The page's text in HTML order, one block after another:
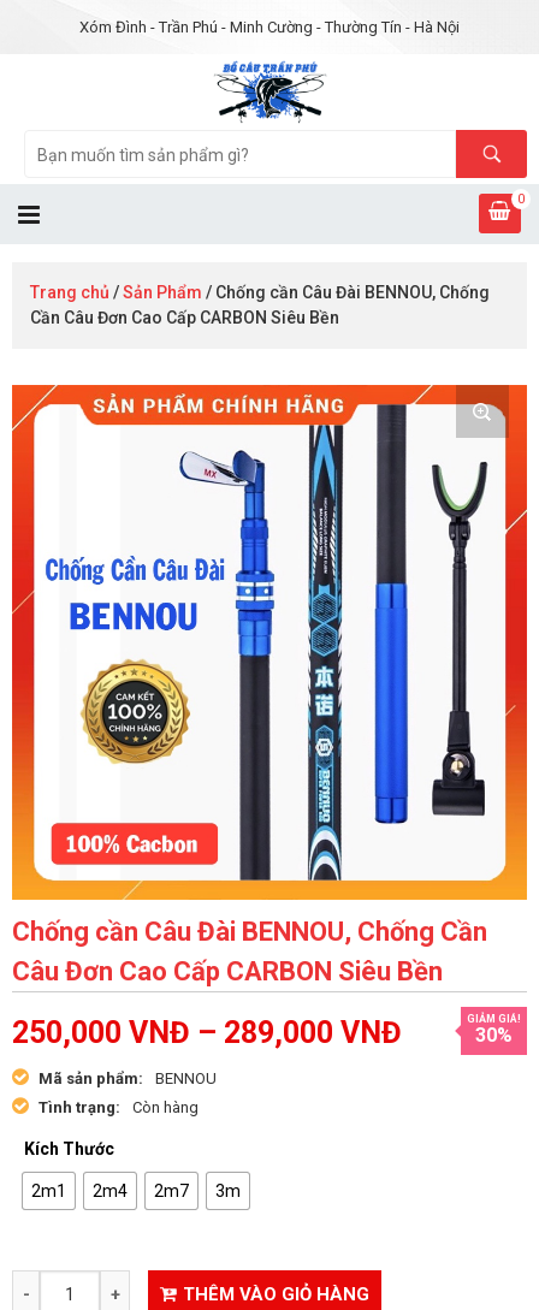
Xóm Đình - Trần Phú - Minh Cường - Thường Tín - Hà Nội
0
Trang chủ /Sản Phẩm / Chống cần Câu Đài BENNOU, Chống
Cần Câu Đơn Cao Cấp CARBON Siêu Bền
Chống cần Câu Đài BENNOU, Chống Cần
Câu Đơn Cao Cấp CARBON Siêu Bền
250,000 VNĐ – 289,000 VNĐ GIẢM GIÁ!
30%
Mã sản phẩm:
BENNOU
Tình trạng:
Còn hàng
Kích Thước
2m1 2m4 2m7 3m
THÊM VÀO GIỎ HÀNG